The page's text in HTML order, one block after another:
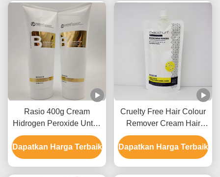
Rasio 400g Cream
Hidrogen Peroxide Untuk
Penghilang Warna
Rambut GMPC Approval
Dapatkan Harga Terbaik
Cruelty Free Hair Colour
Remover Cream Hair
Bleaching Untuk
Penggunaan Salon 9
Level
Dapatkan Harga Terbaik